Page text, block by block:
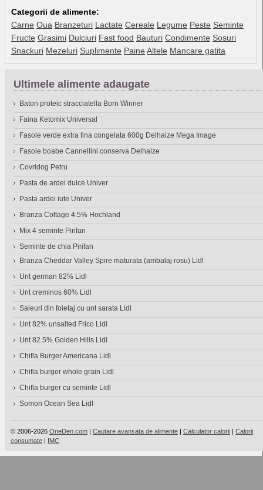
Categorii de alimente:
Carne Oua Branzeturi Lactate Cereale Legume Peste Seminte
Fructe Grasimi Dulciuri Fast food Bauturi Condimente Sosuri
Snackuri Mezeluri Suplimente Paine Altele Mancare gatita
Ultimele alimente adaugate
Baton proteic stracciatella Born Winner
Faina Ketomix Universal
Fasole verde extra fina congelata 600g Delhaize Mega Image
Fasole boabe Cannellini conserva Delhaize
Covridog Petru
Pasta de ardei dulce Univer
Pasta ardei iute Univer
Branza Cottage 4.5% Hochland
Mix 4 seminte Pirifan
Seminte de chia Pirifan
Branza Cheddar Valley Spire maturata (ambalaj rosu) Lidl
Unt german 82% Lidl
Unt creminos 60% Lidl
Saleuri din foietaj cu unt sarata Lidl
Unt 82% unsalted Frico Lidl
Unt 82.5% Golden Hills Lidl
Chifla Burger Americana Lidl
Chifla burger whole grain Lidl
Chifla burger cu seminte Lidl
Somon Ocean Sea Lidl
© 2006-2026 OneDen.com | Cautare avansata de alimente | Calculator calorii | Calorii
consumate | IMC